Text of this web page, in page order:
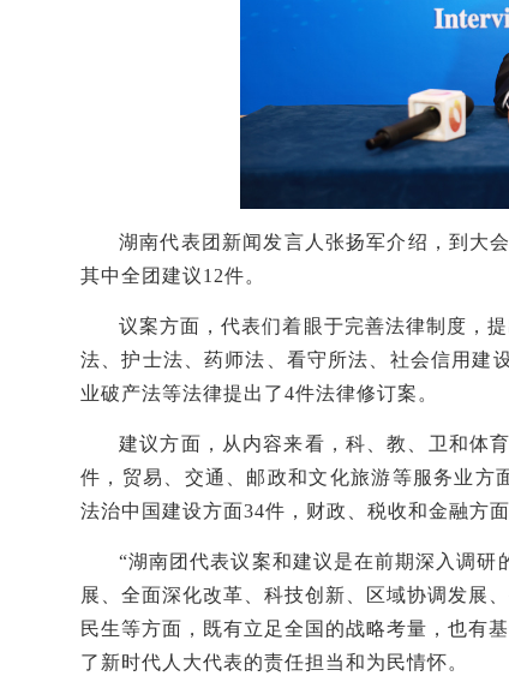
湖南代表团新闻发言人张扬军介绍，到大
其中全团建议12件。
议案方面，代表们着眼于完善法律制度，
法、护士法、药师法、看守所法、社会信用建
业破产法等法律提出了4件法律修订案。
建议方面，从内容来看，科、教、卫和体
件，贸易、交通、邮政和文化旅游等服务业方
法治中国建设方面34件，财政、税收和金融方
“湖南团代表议案和建议是在前期深入调
展、全面深化改革、科技创新、区域协调发展
民生等方面，既有立足全国的战略考量，也有
了新时代人大代表的责任担当和为民情怀。